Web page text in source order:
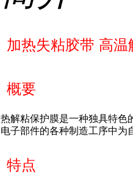
加热失粘胶带 高
概要
热解粘保护膜是一种独具特色
电子部件的各种制造工序中为
特点